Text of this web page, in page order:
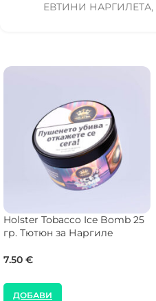
ЕВТИНИ НАРГИЛЕТА,
Holster Tobacco Ice Bomb 25
гр. Тютюн за Наргиле
7.50 €
ДОБАВИ